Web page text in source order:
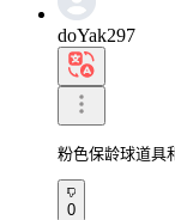
doYak297
粉色保龄球道具
0